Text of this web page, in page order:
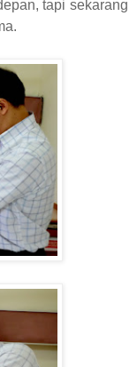
tapi sekarang